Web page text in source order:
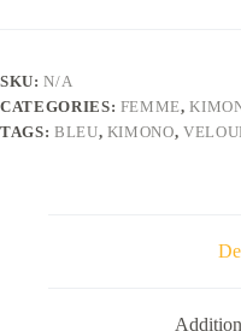
quantity
SKU:N/A
CATEGORIES: FEMME,
TAGS: BLEU, KIMONO,